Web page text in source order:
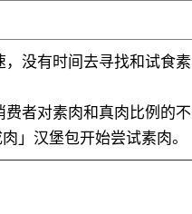
，没有时间去寻找和试食素
费者对素肉和真肉比例的不
」汉堡包开始尝试素肉。